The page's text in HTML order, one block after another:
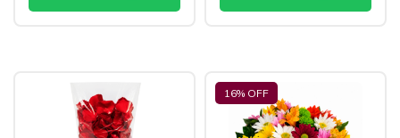
16% OFF